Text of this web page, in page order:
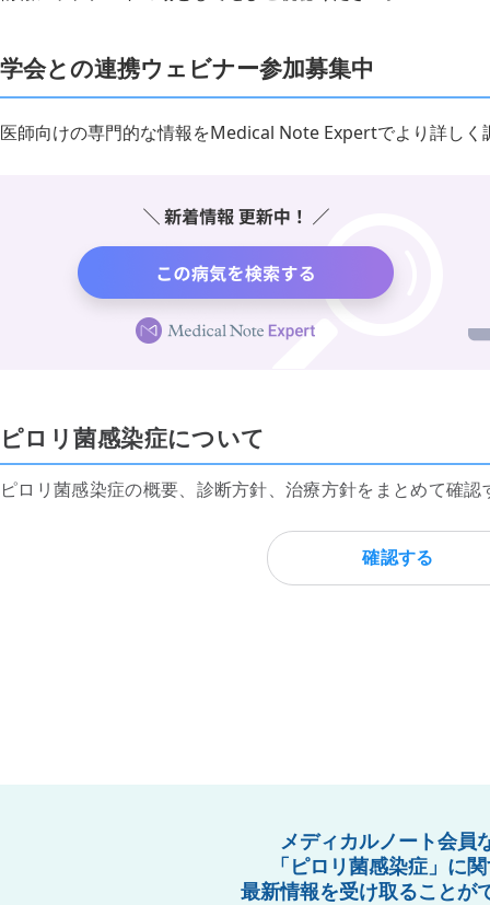
学会との連携ウェビナー参加募集中
医師向けの専門的な情報をMedical Note Expertでより詳しく
ピロリ菌感染症について
ピロリ菌感染症の概要、診断方針、治療方針をまとめて確
確認する
メディカルノート会員
「ピロリ菌感染症」に
最新情報を受け取ることが